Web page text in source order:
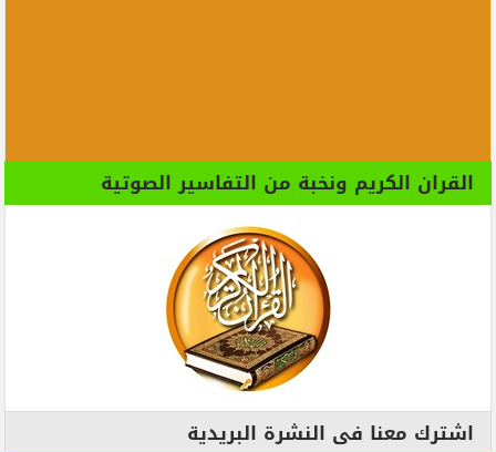
القران الكريم ونخبة من التفاسير الصوتية
اشترك معنا فى النشرة البريدية